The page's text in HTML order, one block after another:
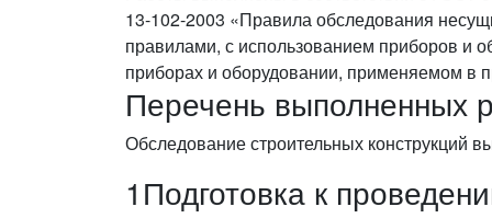
13-102-2003 «Правила обследования
правилами, с использованием приборов и
приборах и оборудовании, применяемом в
Перечень выполненных
Обследование строительных конструкций
1 Подготовка к